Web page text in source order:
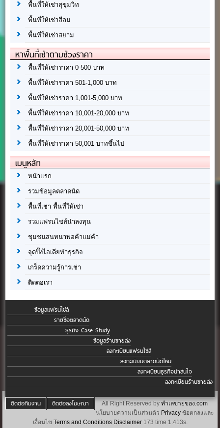
พื้นที่ให้เช่าสุขุมวิท
พื้นที่ให้เช่าสีลม
พื้นที่ให้เช่าสยาม
หาพื้นที่เช่าตามช่วงราคา
พื้นที่ให้เช่าราคา 0-500 บาท
พื้นที่ให้เช่าราคา 501-1,000 บาท
พื้นที่ให้เช่าราคา 1,001-5,000 บาท
พื้นที่ให้เช่าราคา 10,001-20,000 บาท
พื้นที่ให้เช่าราคา 20,001-50,000 บาท
พื้นที่ให้เช่าราคา 50,001 บาทขึ้นไป
เมนูหลัก
หน้าแรก
รวมข้อมูลตลาดนัด
พื้นที่เช่า พื้นที่ให้เช่า
รวมแฟรนไชส์น่าลงทุน
ชุมชนสนทนาพ่อค้าแม่ค้า
จุดปิ๊งไอเดียทำธุรกิจ
เกร็ดความรู้การเช่า
ติดต่อเรา
ข้อมูลแฟรนไชส์
รายชื่อตลาดนัด
ธุรกิจ Case Study
ข้อมูลร้านขายส่ง
ลงทะเบียนแฟรนไชส์
ลงทะเบียนตลาดนัดใหม่
ลงทะเบียนธุรกิจน่าสนใจ
ลงทะเบียนร้านขายส่ง
ติดต่อทีมงาน ติดต่อลงโฆษณา All Right Reserved by ทำเลขายของ.com
นโยบายความเป็นส่วนตัว Privacy ข้อตกลงและ
เงื่อนไข Terms and Conditions Disclaimer173 time 1.413s.